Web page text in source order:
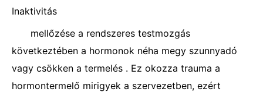
Inaktivitás
mellőzése a rendszeres testmozgás
következtében a hormonok néha megy szunnyadó
vagy csökken a termelés . Ez okozza trauma a
hormontermelő mirigyek a szervezetben, ezért